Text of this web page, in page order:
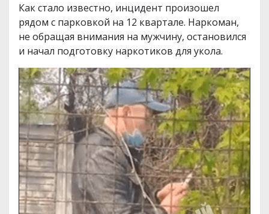
Как стало известно, инцидент произошел
рядом с парковкой на 12 квартале. Наркоман,
не обращая внимания на мужчину, остановился
и начал подготовку наркотиков для укола.